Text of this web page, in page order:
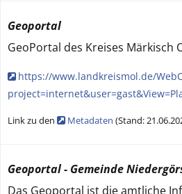
Geoportal
GeoPortal des Kreises Märkisch
https://www.landkreismol.de/
Link zu den Metadaten (Stand:
Geoportal - Gemeinde
Das Geoportal ist die amtliche